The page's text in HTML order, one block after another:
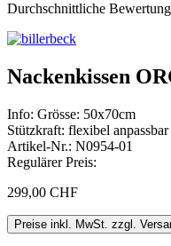
Durchschnittliche
Nackenkissen
Info: Grösse: 50x70cm
Stützkraft: flexibel anpassbar
Artikel-Nr.: N0954-01
Regulärer Preis:
299,00 CHF
Preise inkl. MwSt. zzgl.